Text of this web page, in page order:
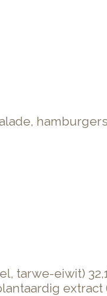
eiwit)
extract